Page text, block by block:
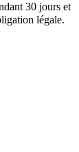
30 jours et
légale.